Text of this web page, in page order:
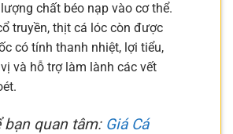
chất béo nạp vào cơ thể.
truyền, thịt cá lóc còn được
có tính thanh nhiệt, lợi tiểu,
và hỗ trợ làm lành các vết
bạn quan tâm: Giá Cá